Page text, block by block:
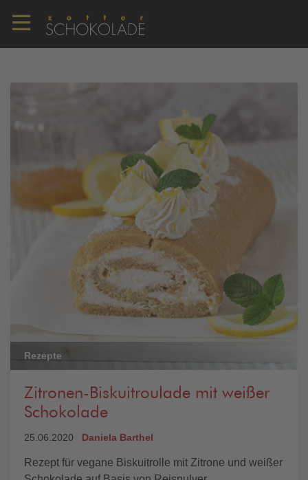
Rezepte
Zitronen-Biskuitroulade mit weißer
Schokolade
25.06.2020 Daniela Barthel
Rezept für vegane Biskuitrolle mit Zitrone und weißer